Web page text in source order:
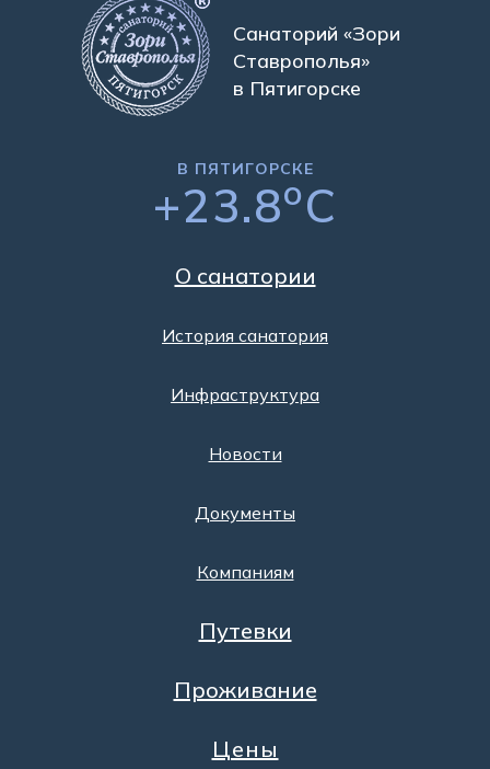
Санаторий «Зори
Ставрополья»
в Пятигорске
В ПЯТИГОРСКЕ
+23.8oC
О санатории
История санатория
Инфраструктура
Новости
Документы
Компаниям
Путевки
Проживание
Цены